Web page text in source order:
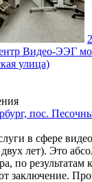
2
Видео-ЭЭГ
улица)
пос.
в сфере
лет). Это
по результатам
заключение.